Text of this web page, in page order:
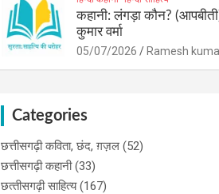
कहानी: लंगड़ा कौन?
कुमार वर्मा
05/07/2026 Ramesh
Categories
छत्तीसगढ़ी कविता, छंद, ग़ज़ल (52)
छत्तीसगढ़ी कहानी(33)
छत्‍तीसगढ़ी साहित्‍य(167)